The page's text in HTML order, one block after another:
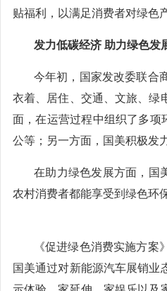
贴福利，以满足消费者对绿色
发力低碳经济 助力绿色发
今年初，国家发改委联合
衣着、居住、交通、文旅、绿
面，在运营过程中组织了多项
公等；另一方面，国美积极发
在助力绿色发展方面，国
农村消费者都能享受到绿色环
《促进绿色消费实施方
国美通过对新能源汽车展销业